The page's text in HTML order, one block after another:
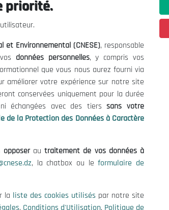
contact@cnese.dz
Suggestions ou Initiatives ?
Newsletter
Inscrivez-vous, soyez le premier à
nos dernières nouvelles.
Suivez-Nous!
Économique, Social et Environnemental
priorité.
et Environnemental (CNESE), responsable
données personnelles, y compris vos
que vous nous aurez fourni via
améliorer votre expérience sur notre site
conservées uniquement pour la durée
échangées avec des tierssans votre
de la Protection des Données à Caractère
opposerautraitement de vos données à
, la chatbox ou leformulaire de
la liste des cookies utilisés par notre site
, Conditions d'Utilisation, Politique de